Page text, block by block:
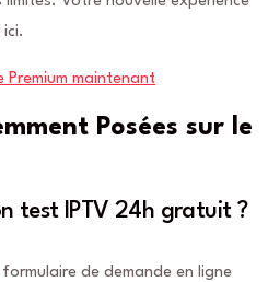
Premium maintenant
Posées sur le
test IPTV 24h gratuit ?
de demande en ligne